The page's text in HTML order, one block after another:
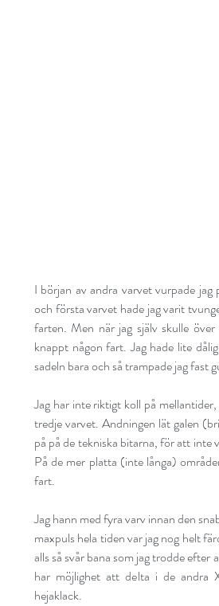
I början av andra varvet vurpade
och första varvet hade jag varit
farten. Men när jag själv skulle
knappt någon fart. Jag hade lite
sadeln bara och så trampade jag fast
Jag har inte riktigt koll på
tredje varvet. Andningen lät galen
på på de tekniska bitarna, för att inte
På de mer platta (inte långa)
fart.
Jag hann med fyra varv innan den
maxpuls hela tiden var jag nog helt
alls så svår bana som jag trodde efter
har möjlighet att delta i de andra
hejaklack.